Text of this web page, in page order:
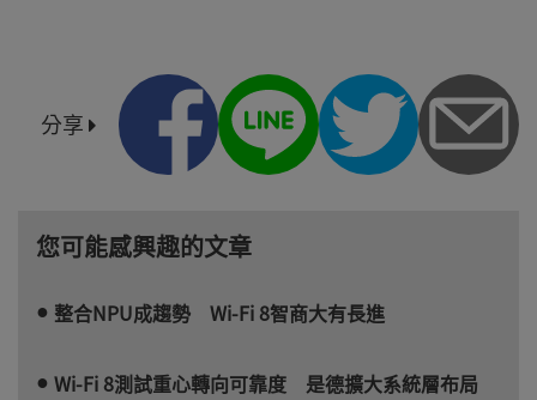
分享
您可能感興趣的文章
整合NPU成趨勢 Wi-Fi 8智商大有長進
Wi-Fi 8測試重心轉向可靠度 是德擴大系統層布局